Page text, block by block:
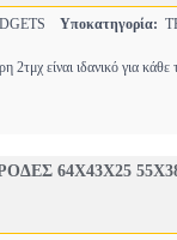
Υποκατηγορία:
είναι ιδανικό για
64Χ43Χ25